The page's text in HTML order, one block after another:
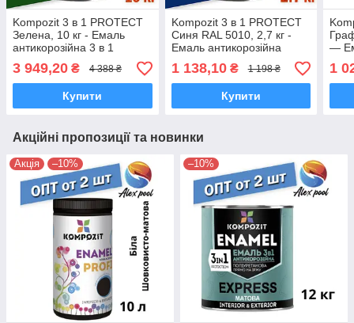
Kompozit 3 в 1 PROTECT
Зелена, 10 кг - Емаль
антикорозійна 3 в 1
3 949,20 ₴ 4 388 ₴
Купити
Kompozit 3 в 1 PROTECT
Синя RAL 5010, 2,7 кг -
Емаль антикорозійна
1 138,10₴ 1 198 ₴
Купити
—
1
Акційні пропозиції та новинки
Акція –10% –10%